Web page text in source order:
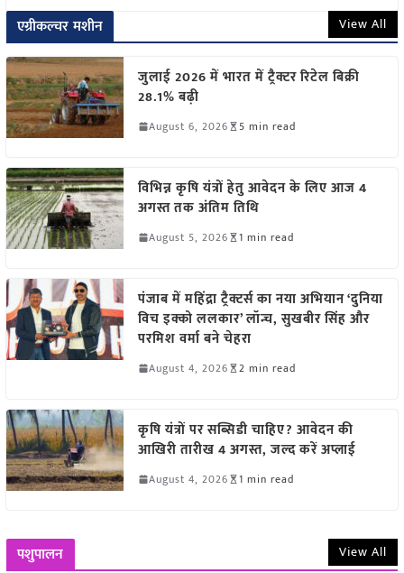
एग्रीकल्चर मशीन View All
जुलाई 2026 में भारत में ट्रैक्टर रिटेल बिक्री
28.1% बढ़ी
August 6, 2026 5 min read
विभिन्न कृषि यंत्रों हेतु आवेदन के लिए आज 4
अगस्त तक अंतिम तिथि
August 5, 2026 1 min read
पंजाब में महिंद्रा ट्रैक्टर्स का नया अभियान ‘दुनिया
विच इक्को ललकार’ लॉन्च, सुखबीर सिंह और
परमिश वर्मा बने चेहरा
August 4, 2026 2 min read
कृषि यंत्रों पर सब्सिडी चाहिए? आवेदन की
आखिरी तारीख 4 अगस्त, जल्द करें अप्लाई
August 4, 2026 1 min read
पशुपालन View All